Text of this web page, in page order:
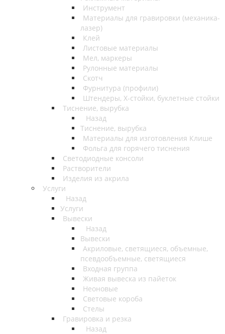
Инструмент
Материалы для гравировки (механика-
лазер)
Клей
Листовые материалы
Мел, маркеры
Рулонные материалы
Скотч
Фурнитура (профили)
Штендеры, Х-стойки, буклетные стойки
Тиснение, вырубка
Назад
Тиснение, вырубка
Материалы для изготовления Клише
Фольга для горячего тиснения
Светодиодные консоли
Растворители
Изделия из акрила
Услуги
Назад
Услуги
Вывески
Назад
Вывески
Акриловые, светящиеся, объемные,
псевдообъемные, светящиеся
Входная группа
Живая вывеска из пайеток
Неоновые
Световые короба
Стелы
Гравировка и резка
Назад